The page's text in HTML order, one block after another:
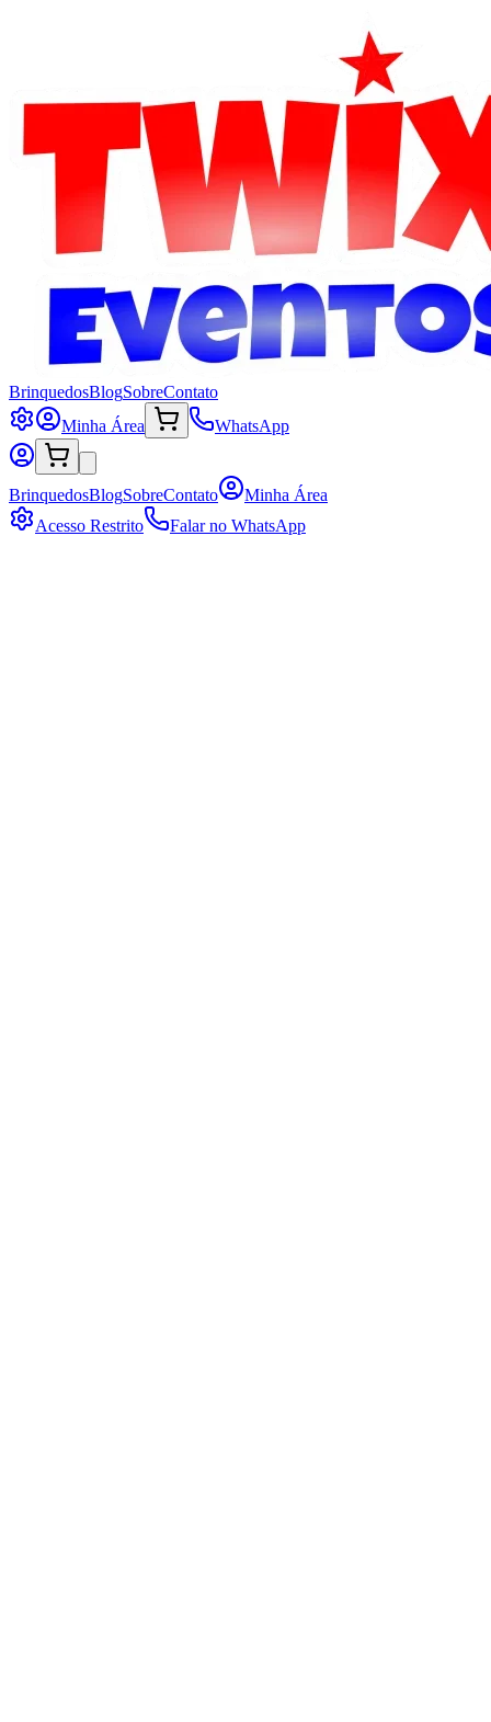
BrinquedosBlogSobreContato
Minha Área
WhatsApp
BrinquedosBlogSobreContato
Minha Área
Acesso Restrito
Falar no WhatsApp